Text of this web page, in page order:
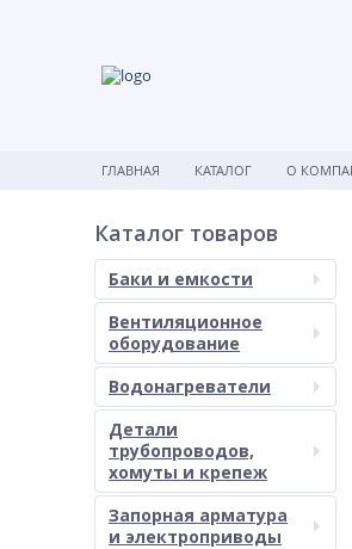
ГЛАВНАЯ КАТАЛОГ О
Каталог товаров
Баки и емкости
Вентиляционное
оборудование
Водонагреватели
Детали
трубопроводов,
хомуты и крепеж
Запорная арматура
и электроприводы